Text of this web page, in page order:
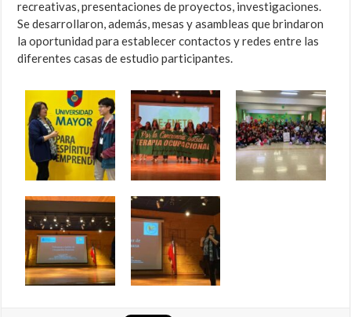
recreativas, presentaciones de proyectos, investigaciones.
Se desarrollaron, además, mesas y asambleas que brindaron
la oportunidad para establecer contactos y redes entre las
diferentes casas de estudio participantes.